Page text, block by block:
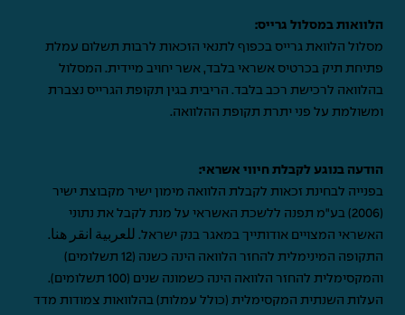
הלוואות במסלול גרייס:
מסלול הלוואת גרייס בכפוף לתנאי הזכאות לרבות תשלום עמלת
פתיחת תיק בכרטיס אשראי בלבד, אשר יחויב מיידית. המסלול
בהלוואה לרכישת רכב בלבד. הריבית בגין תקופת הגרייס נצברת
ומשולמת על פני יתרת תקופת ההלוואה.
הודעה בנוגע לקבלת חיווי אשראי:
בפנייה לבחינת זכאות לקבלת הלוואה מימון ישיר מקבוצת ישיר
(2006) בע"מ תפנה ללשכת האשראי על מנת לקבל את נתוני
האשראי המצויים אודותייך במאגר בנק ישראל. للعربية انقر هنا.
התקופה המינימלית להחזר הלוואה הינה כשנה (12 תשלומים)
והמקסימלית להחזר הלוואה הינה כשמונה שנים (100 תשלומים).
העלות השנתית המקסימלית (כולל עמלות) בהלוואות צמודות מדד